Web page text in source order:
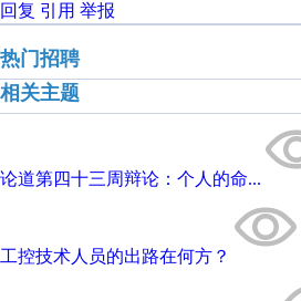
回复 引用 举报
热门招聘
相关主题
论道第四十三周辩论：个人的命...
工控技术人员的出路在何方？